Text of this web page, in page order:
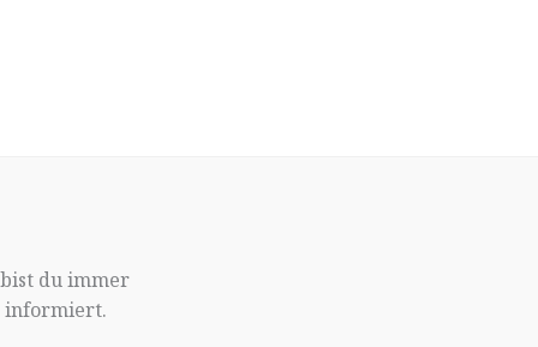
du immer
informiert.